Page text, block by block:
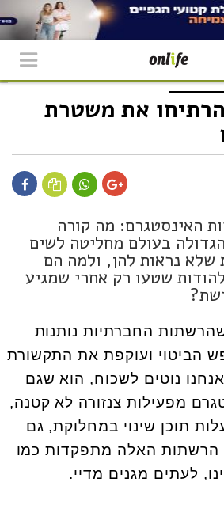
את משטרת
האינסטגרם: מה קורה
בעולם מחליטה לשים
שלא נראות להן, ולמה הם
שטעו רק אחרי שמגיע
החברתיות נותנות
הביטוי ועוקפת את התקשורת
נוטים לשכוח, הוא שגם
מפעילות צנזורה לא קטנה,
תוכן שינוי במחלוקת, גם
האלה מתפקדות כמו
לעתים מגנים מדיי.